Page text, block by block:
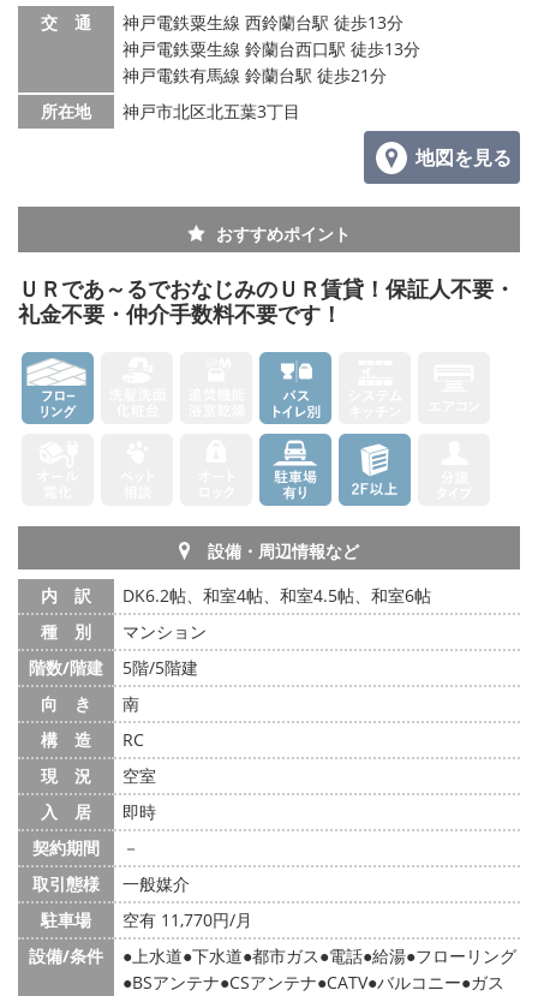
交 通
神戸電鉄粟生線 西鈴蘭台駅 徒歩13分
神戸電鉄粟生線 鈴蘭台西口駅 徒歩13分
神戸電鉄有馬線 鈴蘭台駅 徒歩21分
所在地
神戸市北区北五葉3丁目
地図を見る
おすすめポイント
ＵＲであ～るでおなじみのＵＲ賃貸！保証人不要・
礼金不要・仲介手数料不要です！
設備・周辺情報など
内 訳
DK6.2帖、和室4帖、和室4.5帖、和室6帖
種 別
マンション
階数/階建
5階/5階建
向 き
南
構 造
RC
現 況
空室
入 居
即時
契約期間
－
取引態様
一般媒介
駐車場
空有 11,770円/月
設備/条件
上水道 下水道 都市ガス 電話 給湯 フローリング
BSアンテナ CSアンテナ CATV バルコニー ガス